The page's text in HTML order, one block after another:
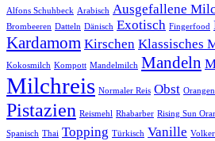
Alfons Schuhbeck Arabisch Ausgefallene
Brombeeren Datteln Dänisch Exotisch Fingerfood
Kardamom Kirschen Klassisches
Kokosmilch Kompott Mandelmilch Mandeln
Milchreis Normaler Reis Obst Orangen
Pistazien Reismehl Rhabarber Rising Sun
Spanisch Thai Topping Türkisch Vanille